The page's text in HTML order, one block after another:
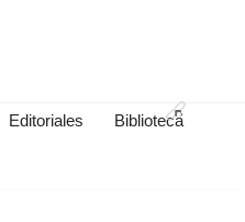
Editoriales
Biblioteca